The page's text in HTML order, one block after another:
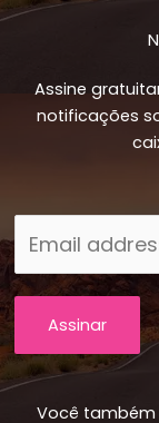
Assine
notificações
Assinar
Você